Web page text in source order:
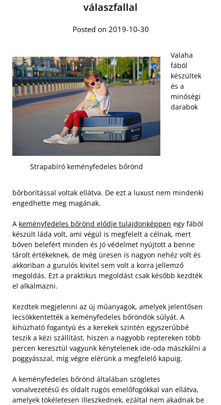
válaszfallal
Posted on 2019-10-30
Strapabíró keményfedeles bőrönd
Valaha
fából
készültek
és a
minőségi
darabok
bőrborítással voltak ellátva. De ezt a luxust nem mindenki
engedhette meg magának.
A keményfedeles bőrönd elődje tulajdonképpen egy fából
készült láda volt, ami végül is megfelelt a célnak, mert
bőven belefért minden és jó védelmet nyújtott a benne
tárolt értékeknek, de még üresen is nagyon nehéz volt és
akkoriban a gurulós kivitel sem volt a korra jellemző
megoldás. Ezt a praktikus megoldást csak később kezdték
el alkalmazni.
Kezdtek megjelenni az új műanyagok, amelyek jelentősen
lecsökkentették a keményfedeles bőröndök súlyát. A
kihúzható fogantyú és a kerekek szintén egyszerűbbé
teszik a kézi szállítást, hiszen a nagyobb reptereken több
percen keresztül vagyunk kénytelenek ide-oda mászkálni a
poggyásszal, míg végre elérünk a megfelelő kapuig.
A keményfedeles bőrönd általában szögletes
vonalvezetésű és oldalt rugós emelőfogókkal van ellátva,
amelyek tökéletesen illeszkednek, ezáltal nem akadnak be